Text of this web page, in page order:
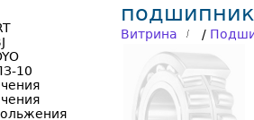
Витрина /
10